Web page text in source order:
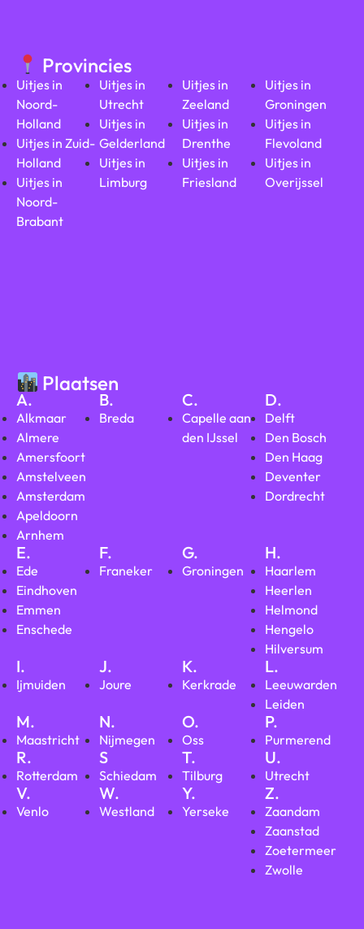
Provincies
Uitjes in
Noord-
Holland
Uitjes in Zuid-
Holland
Uitjes in
Noord-
Brabant
Uitjes in
Utrecht
Uitjes in
Gelderland
Uitjes in
Limburg
Uitjes in
Zeeland
Uitjes in
Drenthe
Uitjes in
Friesland
Uitjes in
Groningen
Uitjes in
Flevoland
Uitjes in
Overijssel
Plaatsen
A.
Alkmaar
Almere
Amersfoort
Amstelveen
Amsterdam
Apeldoorn
Arnhem
B.
Breda
C.
Capelle aan
den IJssel
D.
Delft
Den Bosch
Den Haag
Deventer
Dordrecht
E.
Ede
Eindhoven
Emmen
Enschede
F.
Franeker
G.
Groningen
H.
Haarlem
Heerlen
Helmond
Hengelo
Hilversum
I.
Ijmuiden
J.
Joure
K.
Kerkrade
L.
Leeuwarden
Leiden
M.
Maastricht
N.
Nijmegen
O.
Oss
P.
Purmerend
R.
Rotterdam
S
Schiedam
T.
Tilburg
U.
Utrecht
V.
Venlo
W.
Westland
Y.
Yerseke
Z.
Zaandam
Zaanstad
Zoetermeer
Zwolle